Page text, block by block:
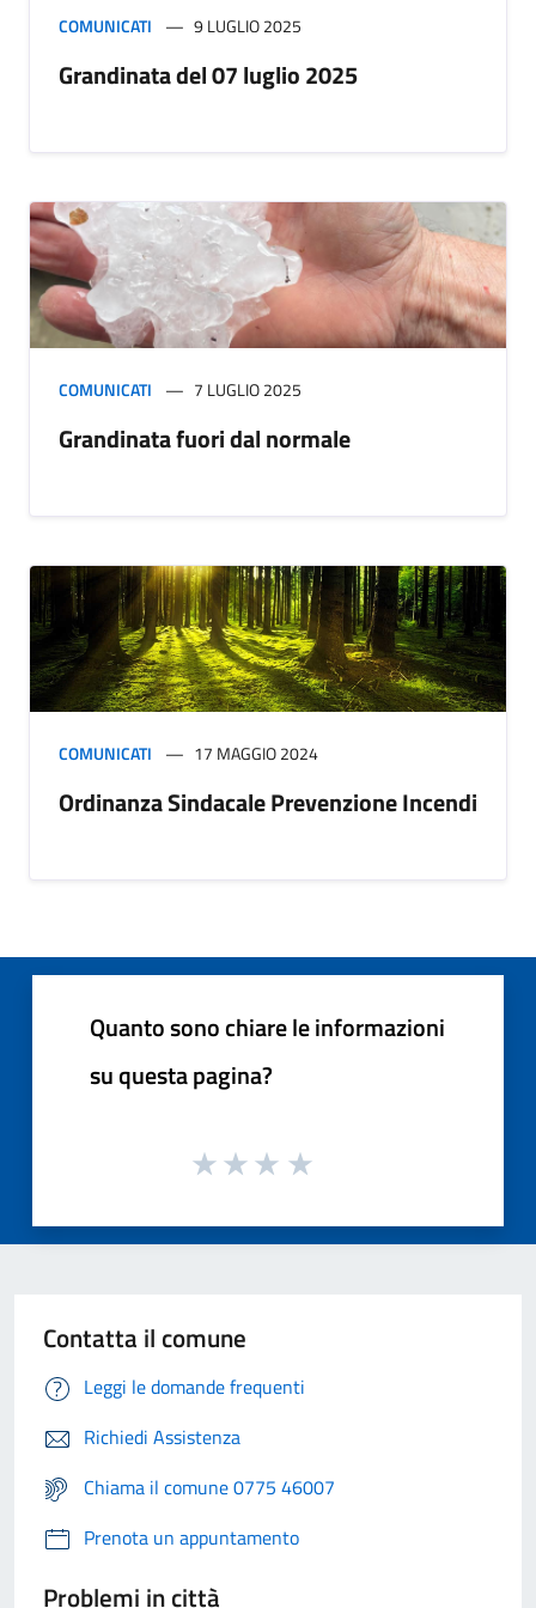
COMUNICATI 9 LUGLIO 2025
Grandinata del 07 luglio 2025
COMUNICATI 7 LUGLIO 2025
Grandinata fuori dal normale
COMUNICATI 17 MAGGIO 2024
Ordinanza Sindacale Prevenzione Incendi
Quanto sono chiare le informazioni
su questa pagina?
Contatta il comune
Leggi le domande frequenti
Richiedi Assistenza
Chiama il comune 0775 46007
Prenota un appuntamento
Problemi in città